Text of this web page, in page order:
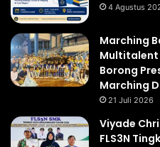
4 Agustus
Marching
Multitalent
Borong
Marching
21 Juli 2026
Viyade
FLS3N